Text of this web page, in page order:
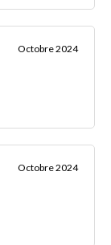
Octobre 2024
Octobre 2024